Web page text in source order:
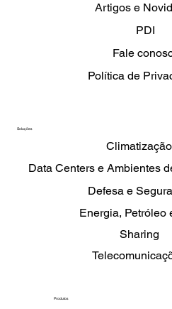
Produtos
Soluções
Data Centers e Ambientes
Defesa e
Climatização
Energia, Petróleo
Sharing
Artigos e
PDI
Fale
Política de